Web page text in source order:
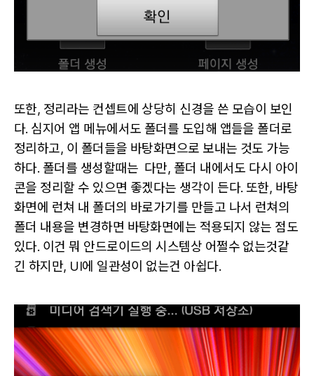
또한, 정리라는 컨셉트에 상당히 신경을 쓴 모습이 보인
다. 심지어 앱 메뉴에서도 폴더를 도입해 앱들을 폴더로
정리하고, 이 폴더들을 바탕화면으로 보내는 것도 가능
하다. 폴더를 생성할때는 다만, 폴더 내에서도 다시 아이
콘을 정리할 수 있으면 좋겠다는 생각이 든다. 또한, 바탕
화면에 런쳐 내 폴더의 바로가기를 만들고 나서 런쳐의
폴더 내용을 변경하면 바탕화면에는 적용되지 않는 점도
있다. 이건 뭐 안드로이드의 시스템상 어쩔수 없는것같
긴 하지만, UI에 일관성이 없는건 아쉽다.